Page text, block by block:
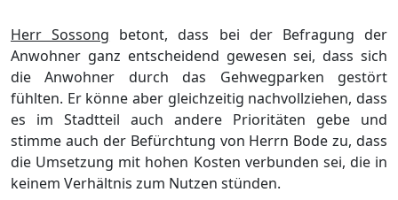
Herr Sossong betont, dass bei der Befragung der
Anwohner ganz entscheidend gewesen sei, dass sich
die Anwohner durch das Gehwegparken gestört
fühlten. Er könne aber gleichzeitig nachvollziehen, dass
es im Stadtteil auch andere Prioritäten gebe und
stimme auch der Befürchtung von Herrn Bode zu, dass
die Umsetzung mit hohen Kosten verbunden sei, die in
keinem Verhältnis zum Nutzen stünden.